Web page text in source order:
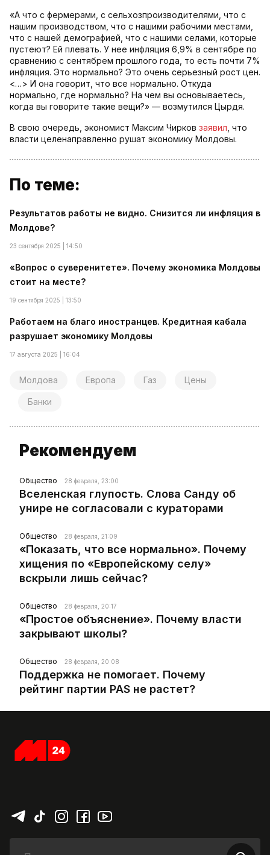
«А что с фермерами, с сельхозпроизводителями, что с
нашим производством, что с нашими рабочими местами,
что с нашей демографией, что с нашими селами, которые
пустеют? Ей плевать. У нее инфляция 6,9% в сентябре по
сравнению с сентябрем прошлого года, то есть почти 7%
инфляция. Это нормально? Это очень серьезный рост цен.
<…> И она говорит, что все нормально. Откуда
нормально, где нормально? На чем вы основываетесь,
когда вы говорите такие вещи?» — возмутился Цырдя.
В свою очередь, экономист Максим Чирков заявил , что
власти целенаправленно рушат экономику Молдовы.
По теме:
Результатов работы не видно. Снизится ли инфляция в
Молдове?
23 сентября 2025 | 14:50
«Вопрос о суверенитете». Почему экономика Молдовы
стоит на месте?
19 сентября 2025 | 13:50
Работаем на благо иностранцев. Кредитная кабала
разрушает экономику Молдовы
17 августа 2025 | 16:04
Молдова Европа Газ Цены
Банки
Рекомендуем
Общество 28 февраля, 23:00
Вселенская глупость. Слова Санду об
унире не согласовали с кураторами
Общество 28 февраля, 21:09
«Показать, что все нормально». Почему
хищения по «Европейскому селу»
вскрыли лишь сейчас?
Общество 28 февраля, 20:17
«Простое объяснение». Почему власти
закрывают школы?
Общество 28 февраля, 20:08
Поддержка не помогает. Почему
рейтинг партии PAS не растет?